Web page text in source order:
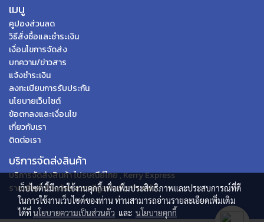
เมนู
คูปองส่วนลด
วิธีสั่งซื้อและชำระเงิน
เงื่อนไขการจัดส่ง
บทความ/ข่าวสาร
แจ้งชำระเงิน
ลงทะเบียนการรับประกัน
นโยบายเว็บไซต์
ข้อตกลงและเงื่อนไข
เกี่ยวกับเรา
ติดต่อเรา
บริการจัดส่งสินค้า
บริการจัดส่งสินค้า ไปรษณีย์ไทย , Kerry Express
ราคาสินค้าข้างต้นรวมภาษีมูลค่าเพิ่ม 7% แล้ว
เว็บไซต์นี้มีการใช้งานคุกกี้ เพื่อเพิ่มประสิทธิภาพและประสบการณ์ที่ดี
ในการใช้งานเว็บไซต์ของท่าน ท่านสามารถอ่านรายละเอียดเพิ่มเติม
ได้ที่นโยบายความเป็นส่วนตัว และ นโยบายคุกกี้